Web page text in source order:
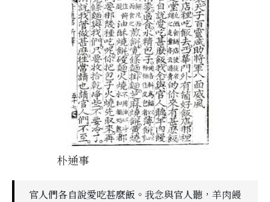
朴通事
官人們各自說愛吃甚麼飯。我念與官人聽，羊肉饅